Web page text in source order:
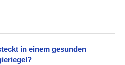
in einem gesunden